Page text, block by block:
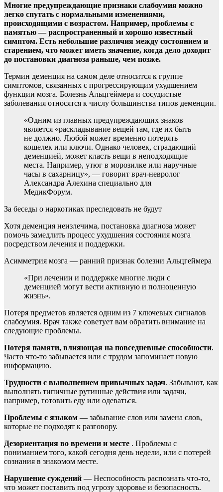
Многие предупреждающие признаки слабоумия можно
легко спутать с нормальными изменениями,
происходящими с возрастом. Например, проблемы с
памятью — распространенный и хорошо известный
симптом. Есть небольшие различия между состоянием и
старением, что может иметь значение, когда дело доходит
до постановки диагноза раньше, чем позже.
Термин деменция на самом деле относится к группе
симптомов, связанных с прогрессирующим ухудшением
функции мозга. Болезнь Альцгеймера и сосудистые
заболевания относятся к числу большинства типов деменции.
«Одним из главных предупреждающих знаков
является «раскладывание вещей там, где их быть
не должно. Любой может временно потерять
кошелек или ключи. Однако человек, страдающий
деменцией, может класть вещи в неподходящие
места. Например, утюг в морозилке или наручные
часы в сахарницу», — говорит врач-невролог
Александра Алехина специально для
МедикФорум.
За беседы о наркотиках преследовать не будут
Хотя деменция неизлечима, постановка диагноза может
помочь замедлить процесс ухудшения состояния мозга
посредством лечения и поддержки.
Асимметрия мозга — ранний признак болезни Альцгеймера
«При лечении и поддержке многие люди с
деменцией могут вести активную и полноценную
жизнь».
Потеря предметов является одним из 7 ключевых сигналов
слабоумия. Врач также советует вам обратить внимание на
следующие проблемы.
Потеря памяти, влияющая на повседневные способности.
Часто что-то забывается или с трудом запоминает новую
информацию.
Трудности с выполнением привычных задач. Забывают, как
выполнять типичные рутинные действия или задачи,
например, готовить еду или одеваться.
Проблемы с языком — забывание слов или замена слов,
которые не подходят к разговору.
Дезориентация во времени и месте . Проблемы с
пониманием того, какой сегодня день недели, или с потерей
сознания в знакомом месте.
Нарушение суждений — Неспособность распознать что-то,
что может поставить под угрозу здоровье и безопасность.